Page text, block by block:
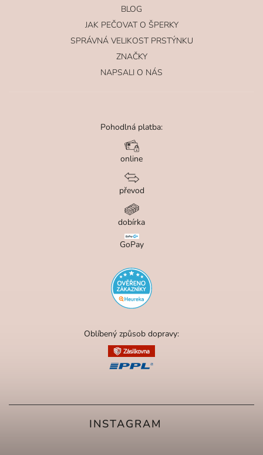
INSTAGRAM
BLOG
JAK PEČOVAT O ŠPERKY
SPRÁVNÁ VELIKOST PRSTÝNKU
ZNAČKY
NAPSALI O NÁS
Pohodlná platba:
online
převod
dobírka
GoPay
Oblíbený způsob dopravy: